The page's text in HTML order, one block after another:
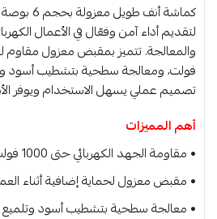
لتقديم أداء آمن وفعّال في الأعمال
فولت، ومعالجة سطحية بتشطيب أسود
تصميم عملي يسهل الاستخدام ويوفر
أهم المميزات
• مقاومة الجهد الكهربائي حتى 1000 فولت للاستخدام الآمن
• مقبض معزول لحماية إضافية أثناء
• معالجة سطحية بتشطيب أسود وتلميع